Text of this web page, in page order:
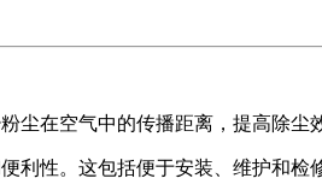
尘在空气中的传播距离，提高除尘
利性。这包括便于安装、维护和检